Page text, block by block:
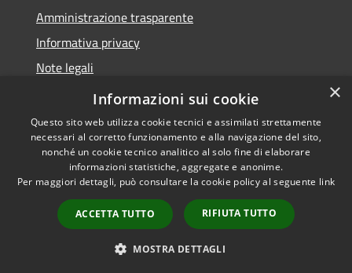
Amministrazione trasparente
Informativa privacy
Note legali
Dichiarazione di accessibilità
Accessibilità
Copyright © 2026 • Comune di
Gaggiano • Powered by
Municipium•
Accesso
redazione
×
Informazioni sui cookie
Questo sito web utilizza cookie tecnici e assimilati strettamente
necessari al corretto funzionamento e alla navigazione del sito,
nonché un cookie tecnico analitico al solo fine di elaborare
informazioni statistiche, aggregate e anonime.
Per maggiori dettagli, può consultare la cookie policy al seguente link
ACCETTA TUTTO RIFIUTA TUTTO
MOSTRA DETTAGLI